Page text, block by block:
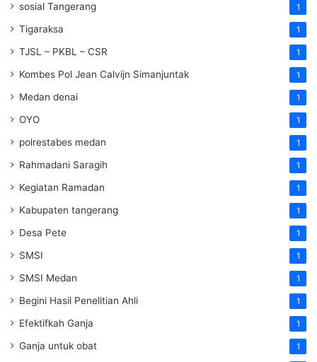
sosial Tangerang 1
Tigaraksa 1
TJSL – PKBL – CSR 1
Kombes Pol Jean Calvijn Simanjuntak 1
Medan denai 1
OYO 1
polrestabes medan 1
Rahmadani Saragih 1
Kegiatan Ramadan 1
Kabupaten tangerang 1
Desa Pete 1
SMSI 1
SMSI Medan 1
Begini Hasil Penelitian Ahli 1
Efektifkah Ganja 1
Ganja untuk obat 1